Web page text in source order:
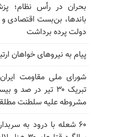
بحران در رأس نظام؛
باندها، بن‌بست اقتصادی
دولت پرده برداشت
پیام به نیروهای خواهان ارتباط -
شورای ملی مقاومت
تبریک ۳۰ تیر در
مشروطه علیه سلطنت
۶۰ شعله با درود به